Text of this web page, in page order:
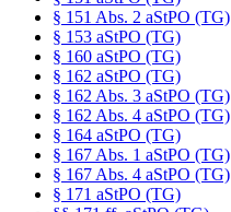
§ 151 Abs. 2 aStPO (TG)
§ 153 aStPO (TG)
§ 160 aStPO (TG)
§ 162 aStPO (TG)
§ 162 Abs. 3 aStPO (TG)
§ 162 Abs. 4 aStPO (TG)
§ 164 aStPO (TG)
§ 167 Abs. 1 aStPO (TG)
§ 167 Abs. 4 aStPO (TG)
§ 171 aStPO (TG)